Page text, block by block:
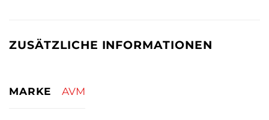
ZUSÄTZLICHE INFORMATIONEN
MARKE AVM